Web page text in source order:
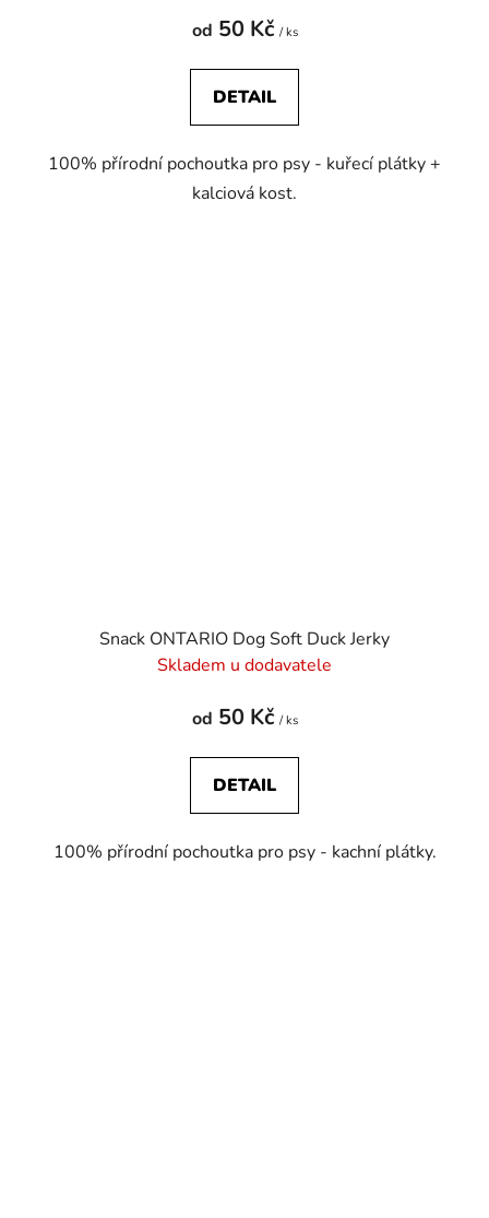
od 50 Kč / ks
DETAIL
100% přírodní pochoutka pro psy - kuřecí plátky +
kalciová kost.
Snack ONTARIO Dog Soft Duck Jerky
Skladem u dodavatele
od 50 Kč / ks
DETAIL
100% přírodní pochoutka pro psy - kachní plátky.